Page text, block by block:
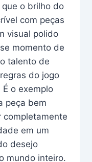
o brilho do
com peças
visual polido
momento de
talento de
do jogo
o exemplo
peça bem
completamente
em um
desejo
mundo inteiro.